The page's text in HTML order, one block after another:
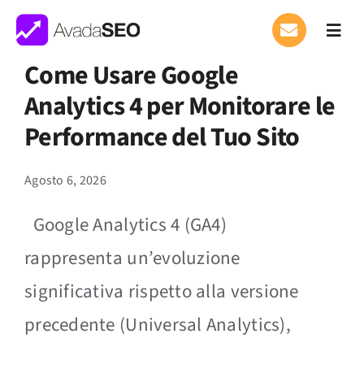
Salta
contenuto
Chi Siamo
Performance Marketing
Magazine
Contati
Come Usare Google
Analytics 4 per Monitorare le
Performance del Tuo Sito
Agosto 6, 2026
Google Analytics 4 (GA4)
rappresenta un’evoluzione
significativa rispetto alla versione
precedente (Universal Analytics),